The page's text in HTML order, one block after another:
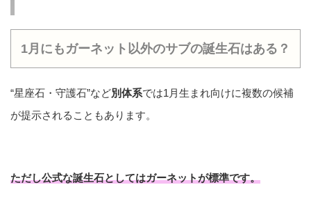
1月にもガーネット以外のサブの誕生石はある？
“星座石・守護石”など別体系では1月生まれ向けに複数の候補
が提示されることもあります。
ただし公式な誕生石としてはガーネットが標準です。